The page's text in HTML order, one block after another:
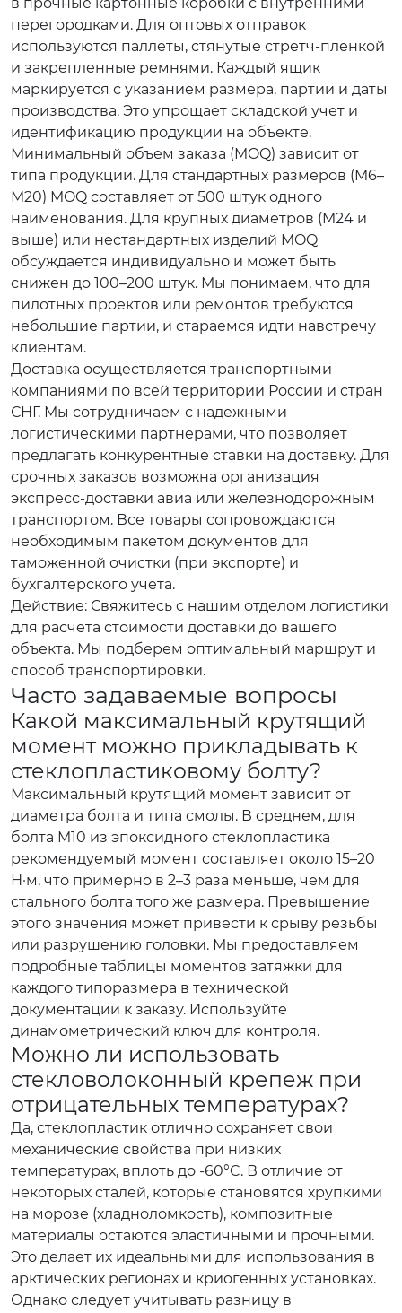
перегородками. Для оптовых отправок
используются паллеты, стянутые стретч-пленкой
и закрепленные ремнями. Каждый ящик
маркируется с указанием размера, партии и даты
производства. Это упрощает складской учет и
идентификацию продукции на объекте.
Минимальный объем заказа (MOQ) зависит от
типа продукции. Для стандартных размеров (M6–
M20) MOQ составляет от 500 штук одного
наименования. Для крупных диаметров (M24 и
выше) или нестандартных изделий MOQ
обсуждается индивидуально и может быть
снижен до 100–200 штук. Мы понимаем, что для
пилотных проектов или ремонтов требуются
небольшие партии, и стараемся идти навстречу
клиентам.
Доставка осуществляется транспортными
компаниями по всей территории России и стран
СНГ. Мы сотрудничаем с надежными
логистическими партнерами, что позволяет
предлагать конкурентные ставки на доставку. Для
срочных заказов возможна организация
экспресс-доставки авиа или железнодорожным
транспортом. Все товары сопровождаются
необходимым пакетом документов для
таможенной очистки (при экспорте) и
бухгалтерского учета.
Действие: Свяжитесь с нашим отделом логистики
для расчета стоимости доставки до вашего
объекта. Мы подберем оптимальный маршрут и
способ транспортировки.
Часто задаваемые вопросы
Какой максимальный крутящий
момент можно прикладывать к
стеклопластиковому болту?
Максимальный крутящий момент зависит от
диаметра болта и типа смолы. В среднем, для
болта M10 из эпоксидного стеклопластика
рекомендуемый момент составляет около 15–20
Н·м, что примерно в 2–3 раза меньше, чем для
стального болта того же размера. Превышение
этого значения может привести к срыву резьбы
или разрушению головки. Мы предоставляем
подробные таблицы моментов затяжки для
каждого типоразмера в технической
документации к заказу. Используйте
динамометрический ключ для контроля.
Можно ли использовать
стекловолоконный крепеж при
отрицательных температурах?
Да, стеклопластик отлично сохраняет свои
механические свойства при низких
температурах, вплоть до -60°C. В отличие от
некоторых сталей, которые становятся хрупкими
на морозе (хладноломкость), композитные
материалы остаются эластичными и прочными.
Это делает их идеальными для использования в
арктических регионах и криогенных установках.
Однако следует учитывать разницу в